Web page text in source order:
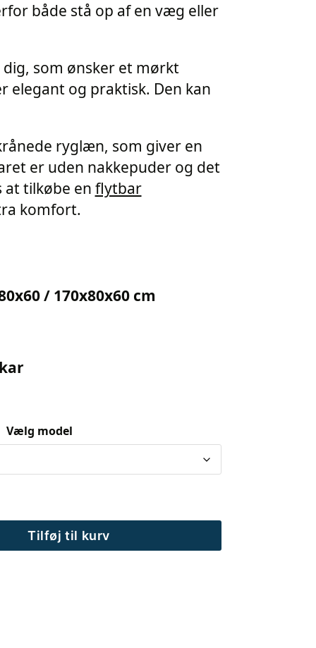
både stå op af en væg eller
som ønsker et mørkt
elegant og praktisk. Den kan
ryglæn, som giver en
er uden nakkepuder og det
at tilkøbe en flytbar
komfort.
/ 170x80x60 cm
Vælg model
Tilføj til kurv